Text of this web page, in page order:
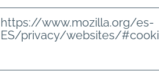
https://www.mozilla.org/es-
ES/privacy/websites/